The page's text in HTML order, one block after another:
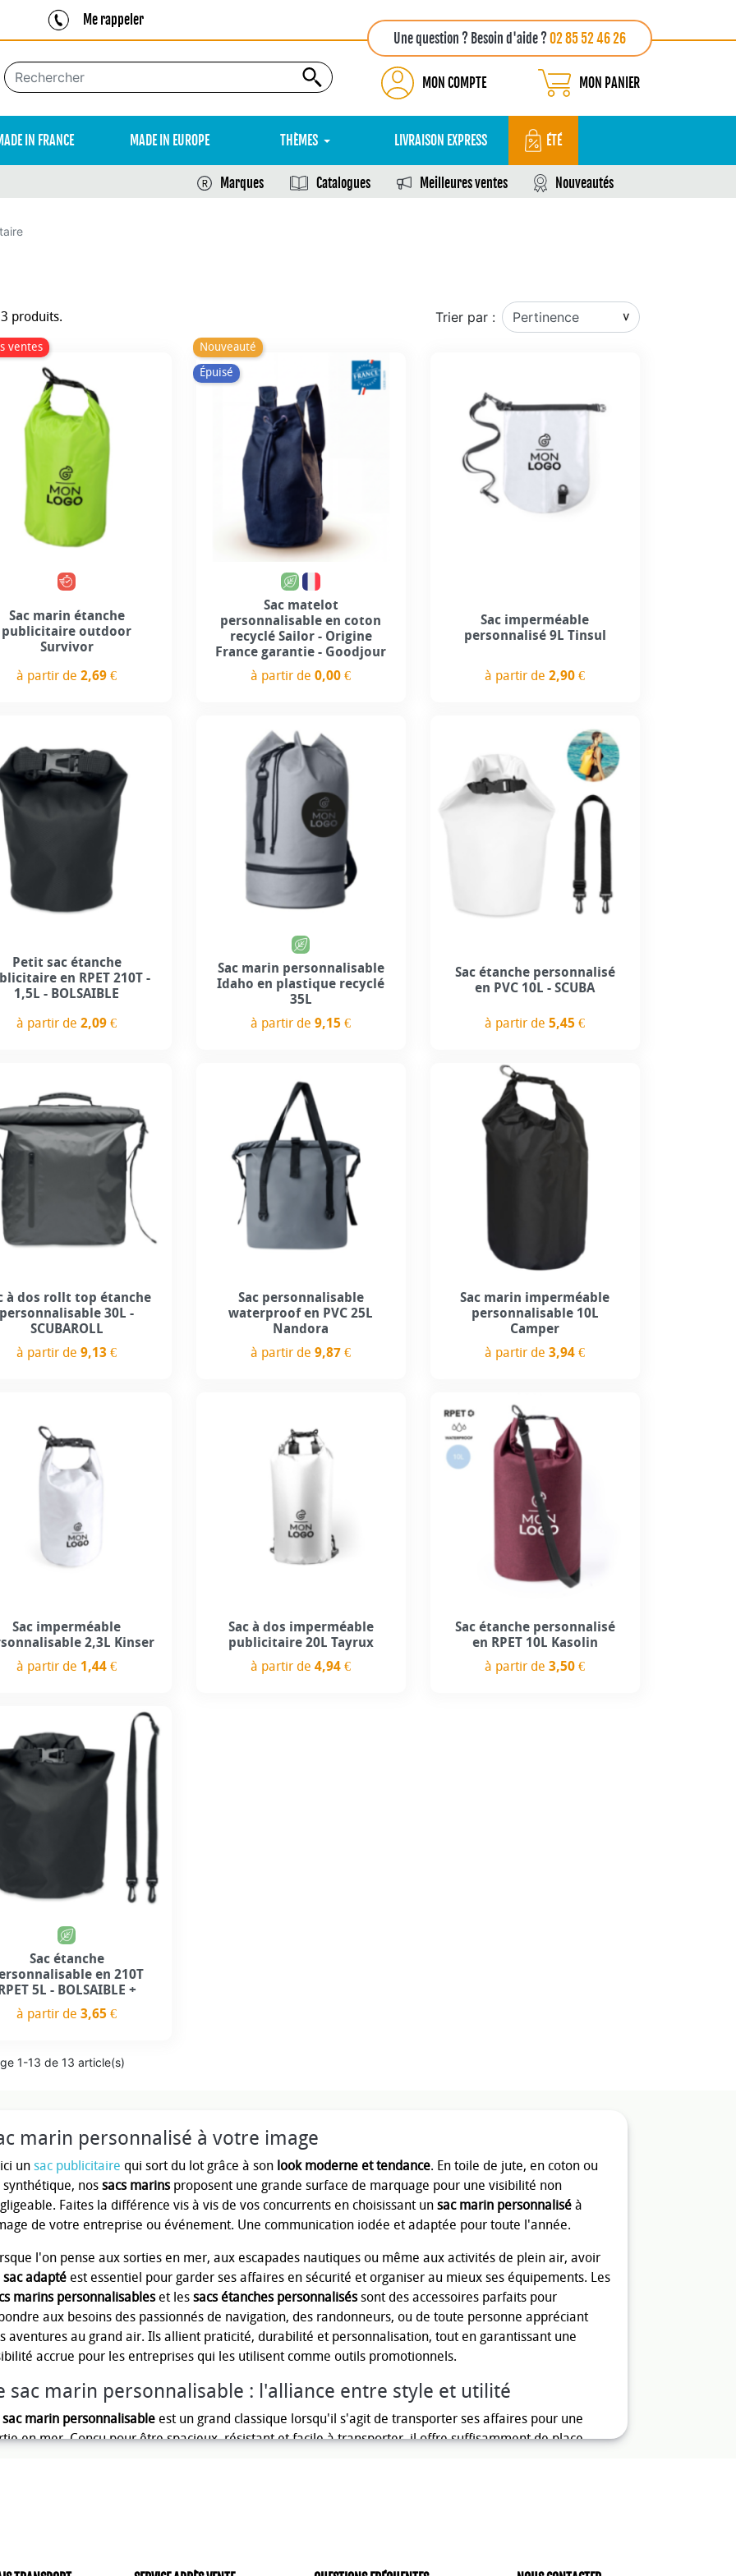
Me rappeler
Une question ? Besoin d'aide ?02 85 52 46 26
MON COMPTE MON PANIER
IN FRANCE MADE IN EUROPE THÈMES LIVRAISON EXPRESS ÉTÉ
Marques Catalogues Meilleures ventes Nouveautés
marin personnalisé à votre image
un sac publicitaire qui sort du lot grâce à sonlook moderne et tendance. En toile de jute, en coton ou
synthétique, nos sacs marinsproposent une grande surface de marquage pour une visibilité non
Faites la différence vis à vis de vos concurrents en choisissant un sac marin personnaliséà
de votre entreprise ou événement. Une communication iodée et adaptée pour toute l'année.
l'on pense aux sorties en mer, aux escapades nautiques ou même aux activités de plein air, avoir
sac adaptéest essentiel pour garder ses affaires en sécurité et organiser au mieux ses équipements. Les
marins personnalisableset les sacs étanches personnaliséssont des accessoires parfaits pour
aux besoins des passionnés de navigation, des randonneurs, ou de toute personne appréciant
aventures au grand air. Ils allient praticité, durabilité et personnalisation, tout en garantissant une
accrue pour les entreprises qui les utilisent comme outils promotionnels.
sac marin personnalisable : l'alliance entre style et utilité
sac marin personnalisableest un grand classique lorsqu'il s'agit de transporter ses affaires pour une
en mer. Conçu pour être spacieux, résistant et facile à transporter, il offre suffisamment de place
de transport, grâce aux bretelles ajustables ou aux poignées renforcées, en font des accessoires
produits. Trier par :
ventes
Sac marin étanche
publicitaire outdoor
Survivor
à partir de2,69 €
Nouveauté
Épuisé
Personnalisation incluse
Sac matelot
personnalisable en coton
recyclé Sailor - Origine
France garantie - Goodjour
à partir de0,00 €
Sac imperméable
personnalisé 9L Tinsul
à partir de2,90 €
Petit sac étanche
en RPET 210T -
1,5L - BOLSAIBLE
à partir de2,09 €
Sac marin personnalisable
Idaho en plastique recyclé
35L
à partir de9,15 €
Sac étanche personnalisé
en PVC 10L - SCUBA
à partir de5,45 €
à dos rollt top étanche
personnalisable 30L -
SCUBAROLL
à partir de9,13 €
Sac personnalisable
waterproof en PVC 25L
Nandora
à partir de9,87 €
Sac marin imperméable
personnalisable 10L
Camper
à partir de3,94 €
Sac imperméable
2,3L Kinser
à partir de 1,44 €
Sac à dos imperméable
publicitaire 20L Tayrux
à partir de4,94 €
Sac étanche personnalisé
en RPET 10L Kasolin
à partir de3,50 €
Sac étanche
en 210T
5L - BOLSAIBLE +
à partir de3,65 €
1-13 de 13 article(s)